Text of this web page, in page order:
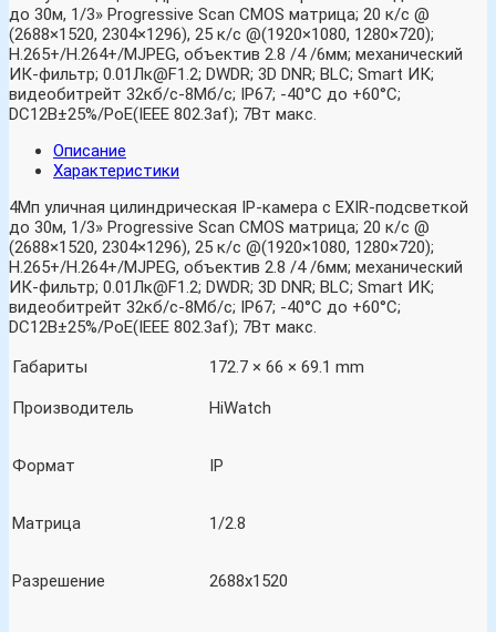
до 30м, 1/3» Progressive Scan CMOS матрица; 20 к/с @
(2688×1520, 2304×1296), 25 к/с @(1920×1080, 1280×720);
H.265+/H.264+/MJPEG, объектив 2.8 /4 /6мм; механический
ИК-фильтр; 0.01Лк@F1.2; DWDR; 3D DNR; BLC; Smart ИК;
видеобитрейт 32кб/с-8Мб/с; IP67; -40°C до +60°C;
DC12В±25%/PoE(IEEE 802.3af); 7Вт макс.
Описание
Характеристики
4Мп уличная цилиндрическая IP-камера с EXIR-подсветкой
до 30м, 1/3» Progressive Scan CMOS матрица; 20 к/с @
(2688×1520, 2304×1296), 25 к/с @(1920×1080, 1280×720);
H.265+/H.264+/MJPEG, объектив 2.8 /4 /6мм; механический
ИК-фильтр; 0.01Лк@F1.2; DWDR; 3D DNR; BLC; Smart ИК;
видеобитрейт 32кб/с-8Мб/с; IP67; -40°C до +60°C;
DC12В±25%/PoE(IEEE 802.3af); 7Вт макс.
Габариты
172.7 × 66 × 69.1 mm
Производитель HiWatch
Формат IP
Матрица 1/2.8
Разрешение 2688х1520